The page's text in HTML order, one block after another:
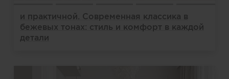
и практичной. Современная классика в
бежевых тонах: стиль и комфорт в каждой
детали